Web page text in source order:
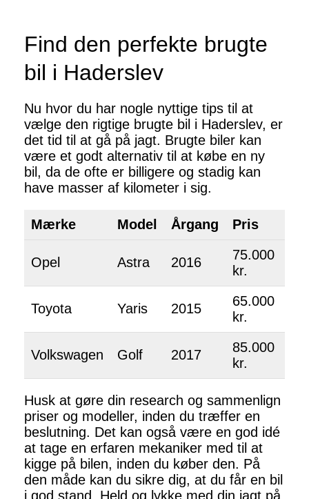
Find den perfekte brugte
bil i Haderslev
Nu hvor du har nogle nyttige tips til at
vælge den rigtige brugte bil i Haderslev, er
det tid til at gå på jagt. Brugte biler kan
være et godt alternativ til at købe en ny
bil, da de ofte er billigere og stadig kan
have masser af kilometer i sig.
Mærke Model Årgang Pris
Opel Astra 2016
75.000
kr.
Toyota Yaris 2015
65.000
kr.
Volkswagen Golf 2017
85.000
kr.
Husk at gøre din research og sammenlign
priser og modeller, inden du træffer en
beslutning. Det kan også være en god idé
at tage en erfaren mekaniker med til at
kigge på bilen, inden du køber den. På
den måde kan du sikre dig, at du får en bil
i god stand. Held og lykke med din jagt på